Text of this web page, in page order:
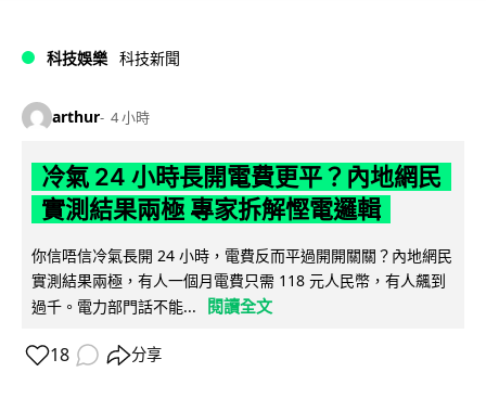
科技娛樂 科技新聞
arthur 4 小時
冷氣 24 小時長開電費更平？內地網民
實測結果兩極 專家拆解慳電邏輯
你信唔信冷氣長開 24 小時，電費反而平過開開關關？內地網民
實測結果兩極，有人一個月電費只需 118 元人民幣，有人飆到
過千。電力部門話不能...
閱讀全文
18 分享